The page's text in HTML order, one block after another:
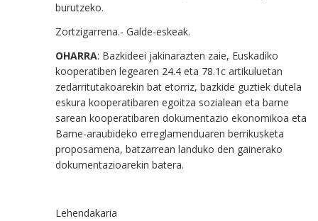
burutzeko.
Zortzigarrena.- Galde-eskeak.
OHARRA: Bazkideei jakinarazten zaie, Euskadiko
kooperatiben legearen 24.4 eta 78.1c artikuluetan
zedarritutakoarekin bat etorriz, bazkide guztiek dutela
eskura kooperatibaren egoitza sozialean eta barne
sarean kooperatibaren dokumentazio ekonomikoa eta
Barne-araubideko erreglamenduaren berrikusketa
proposamena, batzarrean landuko den gainerako
dokumentazioarekin batera.
Lehendakaria